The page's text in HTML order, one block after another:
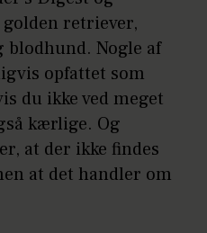
retriever,
Nogle af
opfattet som
du ikke ved meget
kærlige. Og
at der ikke findes
at det handler om